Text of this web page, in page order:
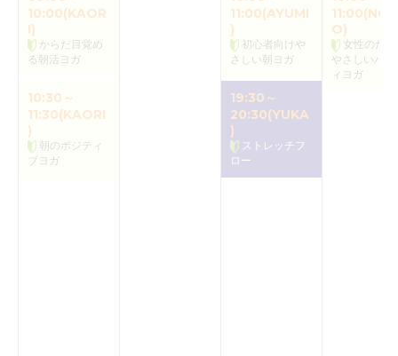
10:00(KAOR
I)
からだ目覚め
る朝活ヨガ
10:30～
11:30(KAORI
)
朝のポジティ
ブヨガ
11:00(AYUMI
)
初心者向けや
さしい朝ヨガ
19:30～
20:30(YUKA
)
ストレッチフ
ロー
O)
女性のた
やさしいバク
ィヨガ